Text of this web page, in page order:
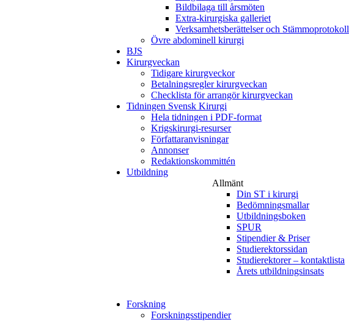
Bildbilaga till årsmöten
Extra-kirurgiska galleriet
Verksamhetsberättelser och Stämmoprotokoll
Övre abdominell kirurgi
BJS
Kirurgveckan
Tidigare kirurgveckor
Betalningsregler kirurgveckan
Checklista för arrangör kirurgveckan
Tidningen Svensk Kirurgi
Hela tidningen i PDF-format
Krigskirurgi-resurser
Författaranvisningar
Annonser
Redaktionskommittén
Utbildning
Allmänt
Din ST i kirurgi
Bedömningsmallar
Utbildningsboken
SPUR
Stipendier & Priser
Studierektorssidan
Studierektorer – kontaktlista
Årets utbildningsinsats
Forskning
Forskningsstipendier